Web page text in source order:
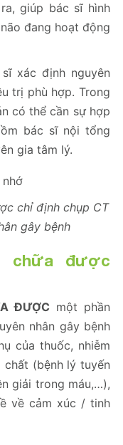
giúp bác sĩ hình
đang hoạt động
xác định nguyên
trị phù hợp. Trong
có thể cần sự hợp
bác sĩ nội tổng
gia tâm lý.
chỉ định chụp CT
gây bệnh
chữa được
ĐƯỢC một phần
nhân gây bệnh
của thuốc, nhiễm
(bệnh lý tuyến
giải trong máu,…),
về cảm xúc / tinh